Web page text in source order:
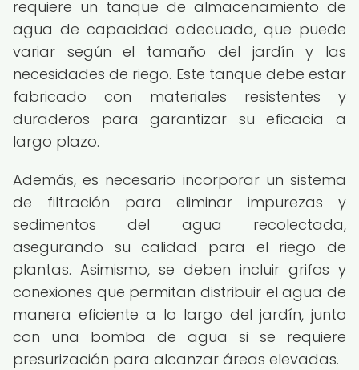
requiere un tanque de almacenamiento de
agua de capacidad adecuada, que puede
variar según el tamaño del jardín y las
necesidades de riego. Este tanque debe estar
fabricado con materiales resistentes y
duraderos para garantizar su eficacia a
largo plazo.
Además, es necesario incorporar un sistema
de filtración para eliminar impurezas y
sedimentos del agua recolectada,
asegurando su calidad para el riego de
plantas. Asimismo, se deben incluir grifos y
conexiones que permitan distribuir el agua de
manera eficiente a lo largo del jardín, junto
con una bomba de agua si se requiere
presurización para alcanzar áreas elevadas.